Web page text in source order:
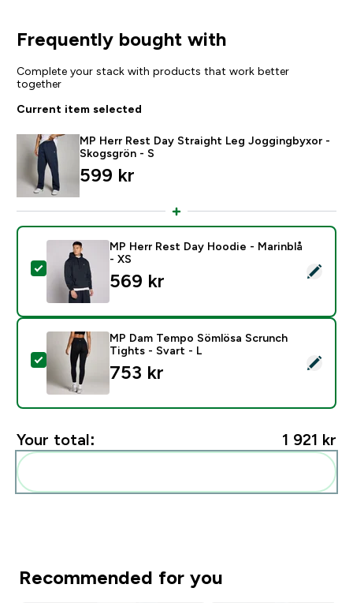
Frequently bought with
Complete your stack with products that work better
together
Current item selected
MP Herr Rest Day Straight Leg Joggingbyxor -
Skogsgrön - S
599 kr‎
Select this product - MP Herr Rest Day Hoodie -
MP Herr Rest Day Hoodie - Marinblå
- XS
569 kr‎
Select this product - MP Dam Tempo Sömlösa
MP Dam Tempo Sömlösa Scrunch
Tights - Svart - L
753 kr‎
Your total: 1 921 kr‎
Recommended for you